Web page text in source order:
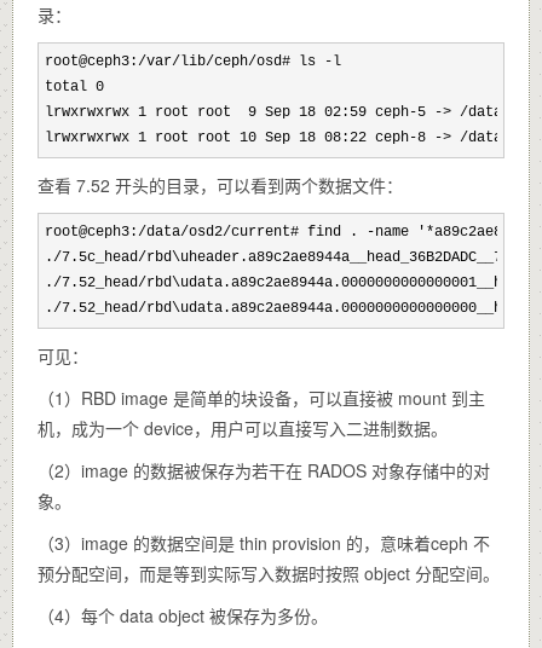
录：
root@ceph3:/var/lib/ceph/osd# ls -l
total 0
lrwxrwxrwx 1 root root  9 Sep 18 02:59 ceph-5 -> /data/
osd
lrwxrwxrwx 1 root root 10 Sep 18 08:22 ceph-8 -> /data/
查看 7.52 开头的目录，可以看到两个数据文件：
root@ceph3:/data/osd2/current# find . -name
./7.5c_head/rbd\uheader.a89c2ae8944a__head_36B2DADC__7
./7.52_head/
./7.52_head/
可见：
（1）RBD image 是简单的块设备，可以直接被 mount 到主
机，成为一个 device，用户可以直接写入二进制数据。
（2）image 的数据被保存为若干在 RADOS 对象存储中的对
象。
（3）image 的数据空间是 thin provision 的，意味着ceph 不
预分配空间，而是等到实际写入数据时按照 object 分配空间。
（4）每个 data object 被保存为多份。